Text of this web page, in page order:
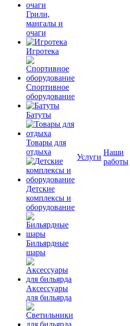
Грили,
мангалы и
очаги
Игротека
Спортивное
оборудование
Батуты
Товары для
отдыха
Детские
комплексы и
оборудование
Бильярдные
шары
Аксессуары
для бильярда
Услуги
Наши
работы